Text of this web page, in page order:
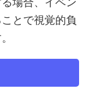
とで視覚的負